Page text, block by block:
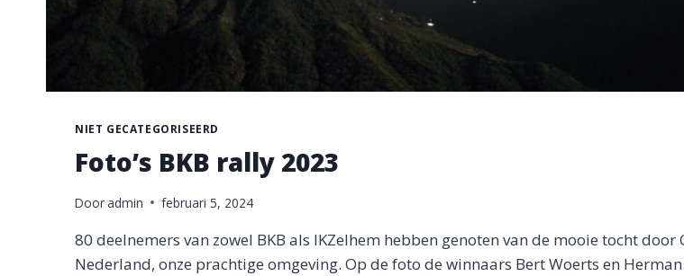
NIET GECATEGORISEERD
Foto’s BKB rally 2023
Dooradmin februari 5, 2024
80 deelnemers van zowel BKB als IKZelhem hebben genoten van de mooie tocht door
Nederland, onze prachtige omgeving. Op de foto de winnaars Bert Woerts en